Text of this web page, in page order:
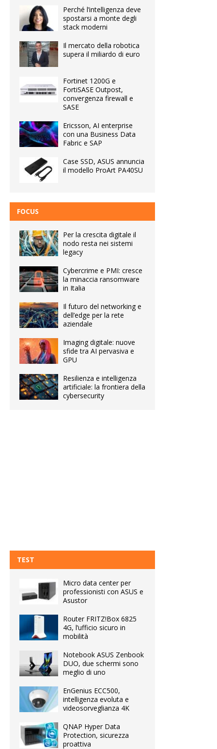
Perché l’intelligenza deve
spostarsi a monte degli
stack moderni
Il mercato della robotica
supera il miliardo di euro
Fortinet 1200G e
FortiSASE Outpost,
convergenza firewall e
SASE
Ericsson, AI enterprise
con una Business Data
Fabric e SAP
Case SSD, ASUS annuncia
il modello ProArt PA40SU
FOCUS
Per la crescita digitale il
nodo resta nei sistemi
legacy
Cybercrime e PMI: cresce
la minaccia ransomware
in Italia
Il futuro del networking e
dell’edge per la rete
aziendale
Imaging digitale: nuove
sfide tra AI pervasiva e
GPU
Resilienza e intelligenza
artificiale: la frontiera della
cybersecurity
TEST
Micro data center per
professionisti con ASUS e
Asustor
Router FRITZ!Box 6825
4G, l’ufficio sicuro in
mobilità
Notebook ASUS Zenbook
DUO, due schermi sono
meglio di uno
EnGenius ECC500,
intelligenza evoluta e
videosorveglianza 4K
QNAP Hyper Data
Protection, sicurezza
proattiva